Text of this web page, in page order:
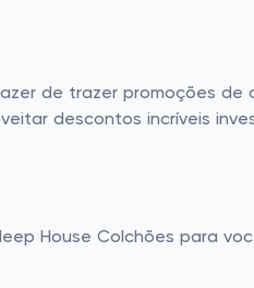
de trazer promoções de
descontos incríveis
House Colchões para